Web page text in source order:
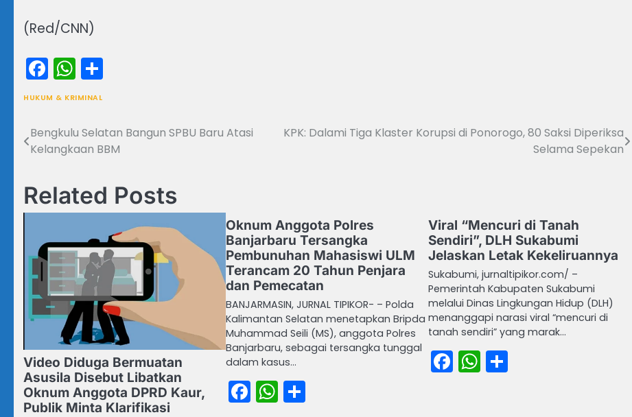
(Red/CNN)
Facebook
WhatsApp
HUKUM & KRIMINAL
Navigasi
Bengkulu Selatan Bangun SPBU Baru Atasi
Kelangkaan BBM
KPK: Dalami Tiga Klaster Korupsi di Ponorogo, 80 Saksi Diperiksa
Selama Sepekan
Related Posts
Video Diduga Bermuatan
Asusila Disebut Libatkan
Oknum Anggota DPRD Kaur,
Publik Minta Klarifikasi
Oknum Anggota Polres
Banjarbaru Tersangka
Pembunuhan Mahasiswi ULM
Terancam 20 Tahun Penjara
dan Pemecatan
BANJARMASIN, JURNAL TIPIKOR- – Polda
Kalimantan Selatan menetapkan Bripda
Muhammad Seili (MS), anggota Polres
Banjarbaru, sebagai tersangka tunggal
dalam kasus…
Facebook
WhatsApp
Share
Viral “Mencuri di Tanah
Sendiri”, DLH Sukabumi
Jelaskan Letak Kekeliruannya
Sukabumi, jurnaltipikor.com/ –
Pemerintah Kabupaten Sukabumi
melalui Dinas Lingkungan Hidup (DLH)
menanggapi narasi viral “mencuri di
tanah sendiri” yang marak…
Facebook
WhatsApp
Share